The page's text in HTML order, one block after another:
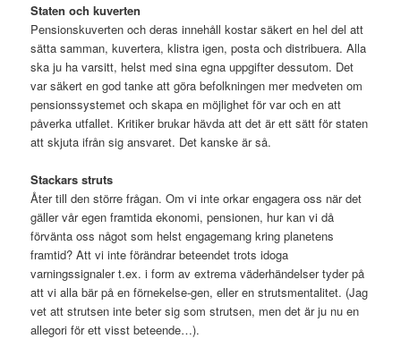
Staten och kuverten
Pensionskuverten och deras innehåll kostar säkert en hel del att
sätta samman, kuvertera, klistra igen, posta och distribuera. Alla
ska ju ha varsitt, helst med sina egna uppgifter dessutom. Det
var säkert en god tanke att göra befolkningen mer medveten om
pensionssystemet och skapa en möjlighet för var och en att
påverka utfallet. Kritiker brukar hävda att det är ett sätt för staten
att skjuta ifrån sig ansvaret. Det kanske är så.
Stackars struts
Åter till den större frågan. Om vi inte orkar engagera oss när det
gäller vår egen framtida ekonomi, pensionen, hur kan vi då
förvänta oss något som helst engagemang kring planetens
framtid? Att vi inte förändrar beteendet trots idoga
varningssignaler t.ex. i form av extrema väderhändelser tyder på
att vi alla bär på en förnekelse-gen, eller en strutsmentalitet. (Jag
vet att strutsen inte beter sig som strutsen, men det är ju nu en
allegori för ett visst beteende…).